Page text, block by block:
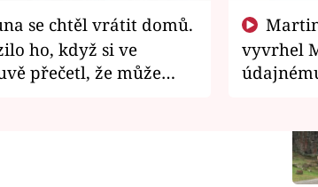
ho, když si ve
přečetl, že může
vyvrhel